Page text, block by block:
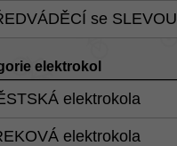
se SLEVOU
elektrokol
elektrokola
elektrokola